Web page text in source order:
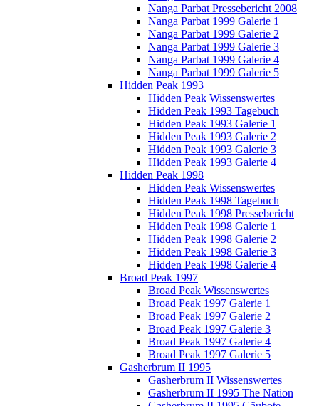
Nanga Parbat Pressebericht 2008
Nanga Parbat 1999 Galerie 1
Nanga Parbat 1999 Galerie 2
Nanga Parbat 1999 Galerie 3
Nanga Parbat 1999 Galerie 4
Nanga Parbat 1999 Galerie 5
Hidden Peak 1993
Hidden Peak Wissenswertes
Hidden Peak 1993 Tagebuch
Hidden Peak 1993 Galerie 1
Hidden Peak 1993 Galerie 2
Hidden Peak 1993 Galerie 3
Hidden Peak 1993 Galerie 4
Hidden Peak 1998
Hidden Peak Wissenswertes
Hidden Peak 1998 Tagebuch
Hidden Peak 1998 Pressebericht
Hidden Peak 1998 Galerie 1
Hidden Peak 1998 Galerie 2
Hidden Peak 1998 Galerie 3
Hidden Peak 1998 Galerie 4
Broad Peak 1997
Broad Peak Wissenswertes
Broad Peak 1997 Galerie 1
Broad Peak 1997 Galerie 2
Broad Peak 1997 Galerie 3
Broad Peak 1997 Galerie 4
Broad Peak 1997 Galerie 5
Gasherbrum II 1995
Gasherbrum II Wissenswertes
Gasherbrum II 1995 The Nation